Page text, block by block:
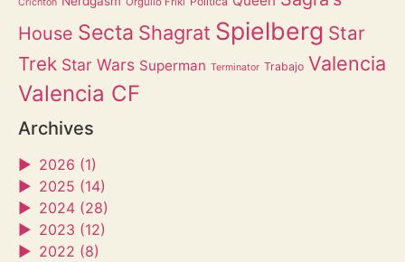
Crichton
House Secta Shagrat Spielberg Star
Trek Star Wars Superman Terminator Trabajo Valencia
Valencia CF
Archives
► 2026 (1)
► 2025 (14)
► 2024 (28)
► 2023 (12)
► 2022 (8)